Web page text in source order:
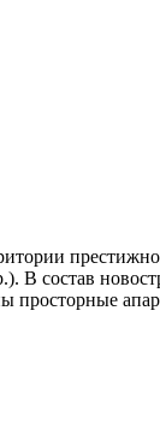
В состав
просторные